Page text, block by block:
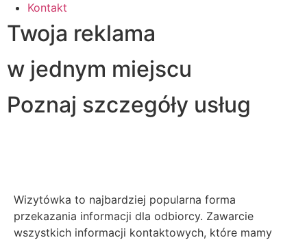
Kontakt
Twoja reklama
w jednym miejscu
Poznaj szczegóły usług
Wizytówka to najbardziej popularna forma
przekazania informacji dla odbiorcy. Zawarcie
wszystkich informacji kontaktowych, które mamy